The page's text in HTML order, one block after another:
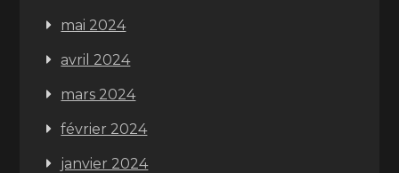
mai 2024
avril 2024
mars 2024
février 2024
janvier 2024